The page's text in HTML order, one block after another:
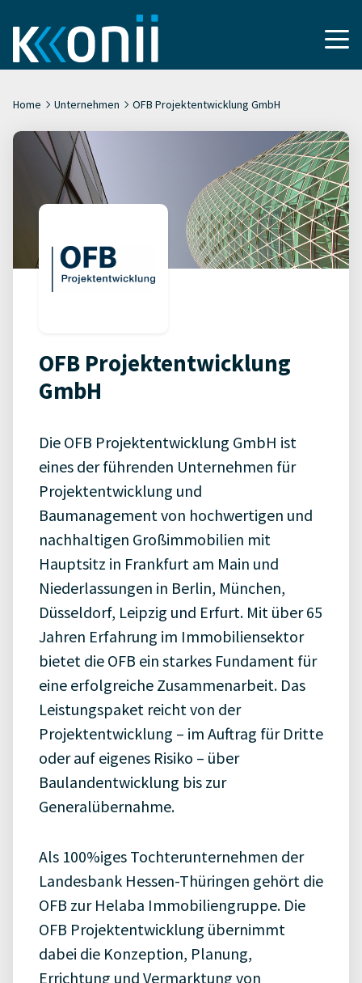
Home Unternehmen OFB Projektentwicklung GmbH
OFB Projektentwicklung
GmbH
Die OFB Projektentwicklung GmbH ist
eines der führenden Unternehmen für
Projektentwicklung und
Baumanagement von hochwertigen und
nachhaltigen Großimmobilien mit
Hauptsitz in Frankfurt am Main und
Niederlassungen in Berlin, München,
Düsseldorf, Leipzig und Erfurt. Mit über 65
Jahren Erfahrung im Immobiliensektor
bietet die OFB ein starkes Fundament für
eine erfolgreiche Zusammenarbeit. Das
Leistungspaket reicht von der
Projektentwicklung – im Auftrag für Dritte
oder auf eigenes Risiko – über
Baulandentwicklung bis zur
Generalübernahme.
Als 100%iges Tochterunternehmen der
Landesbank Hessen-Thüringen gehört die
OFB zur Helaba Immobiliengruppe. Die
OFB Projektentwicklung übernimmt
dabei die Konzeption, Planung,
Errichtung und Vermarktung von